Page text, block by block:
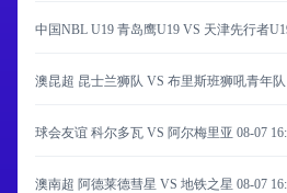
中国NBL U19 青岛鹰U19 VS 天津先行者
澳昆超 昆士兰狮队 VS 布里斯班狮吼青年队
球会友谊 科尔多瓦 VS 阿尔梅里亚 08-07
澳南超 阿德莱德彗星 VS 地铁之星 08-07